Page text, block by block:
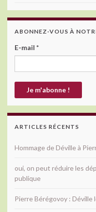
ABONNEZ-VOUS À
E-mail *
ARTICLES RÉCENTS
Hommage de Déville à
oui, on peut réduire les
publique
Pierre Bérégovoy : Déville